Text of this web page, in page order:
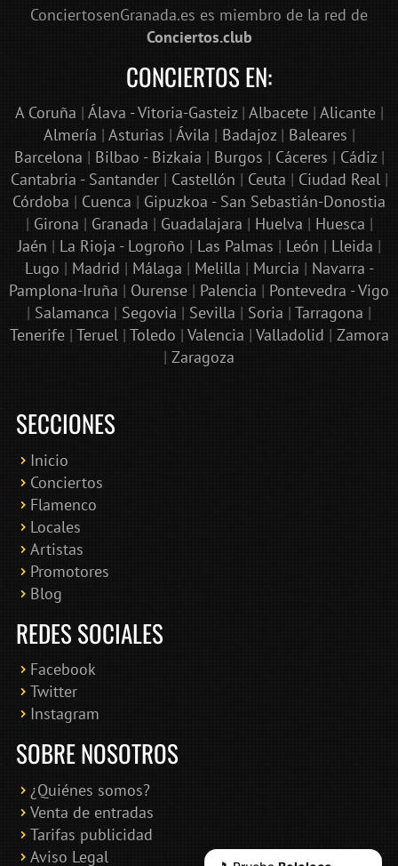
ConciertosenGranada.es es miembro de la red de
Conciertos.club
CONCIERTOS EN:
A Coruña | Álava - Vitoria-Gasteiz| Albacete| Alicante|
Almería | Asturias | Ávila | Badajoz| Baleares |
Barcelona | Bilbao - Bizkaia | Burgos | Cáceres | Cádiz|
Cantabria - Santander| Castellón | Ceuta | Ciudad Real|
Córdoba | Cuenca | Gipuzkoa - San Sebastián-Donostia
| Girona | Granada | Guadalajara | Huelva | Huesca |
Jaén | La Rioja - Logroño | Las Palmas | León | Lleida |
Lugo | Madrid | Málaga | Melilla | Murcia | Navarra -
Pamplona-Iruña | Ourense | Palencia | Pontevedra - Vigo
| Salamanca | Segovia | Sevilla | Soria | Tarragona |
Tenerife| Teruel| Toledo | Valencia | Valladolid | Zamora
| Zaragoza
SECCIONES
Inicio
Conciertos
Flamenco
Locales
Artistas
Promotores
Blog
REDES SOCIALES
Facebook
Twitter
Instagram
SOBRE NOSOTROS
¿Quiénes somos?
Venta de entradas
Tarifas publicidad
Aviso Legal